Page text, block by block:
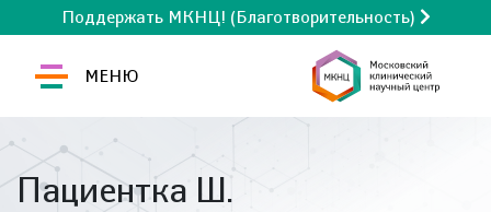
Поддержать МКНЦ! (Благотворительность)
МЕНЮ
Пациентка Ш.